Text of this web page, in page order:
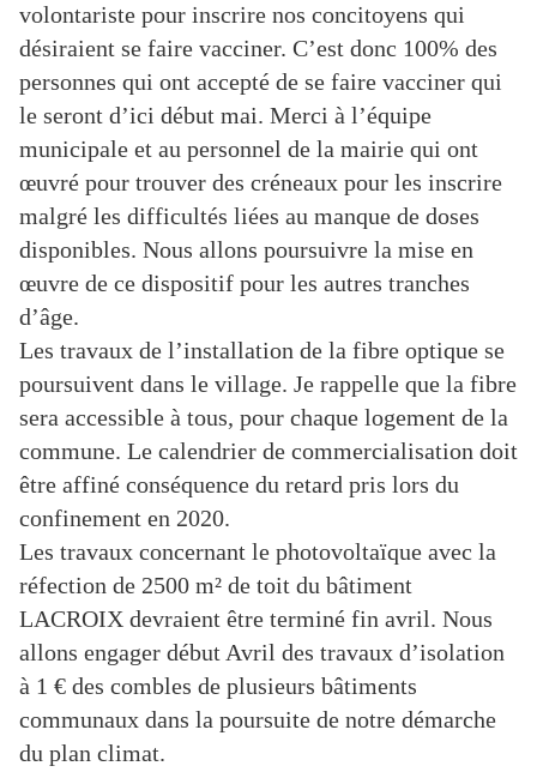
volontariste pour inscrire nos concitoyens qui
désiraient se faire vacciner. C’est donc 100% des
personnes qui ont accepté de se faire vacciner qui
le seront d’ici début mai. Merci à l’équipe
municipale et au personnel de la mairie qui ont
œuvré pour trouver des créneaux pour les inscrire
malgré les difficultés liées au manque de doses
disponibles. Nous allons poursuivre la mise en
œuvre de ce dispositif pour les autres tranches
d’âge.
Les travaux de l’installation de la fibre optique se
poursuivent dans le village. Je rappelle que la fibre
sera accessible à tous, pour chaque logement de la
commune. Le calendrier de commercialisation doit
être affiné conséquence du retard pris lors du
confinement en 2020.
Les travaux concernant le photovoltaïque avec la
réfection de 2500 m² de toit du bâtiment
LACROIX devraient être terminé fin avril. Nous
allons engager début Avril des travaux d’isolation
à 1 € des combles de plusieurs bâtiments
communaux dans la poursuite de notre démarche
du plan climat.